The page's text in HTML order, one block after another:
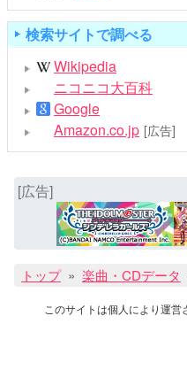
検索サイトで調べる
Wikipedia
ニコニコ大百科
Google
Amazon.co.jp [広告]
[広告]
トップ 楽曲・CDデータ
このサイトは個人により運営